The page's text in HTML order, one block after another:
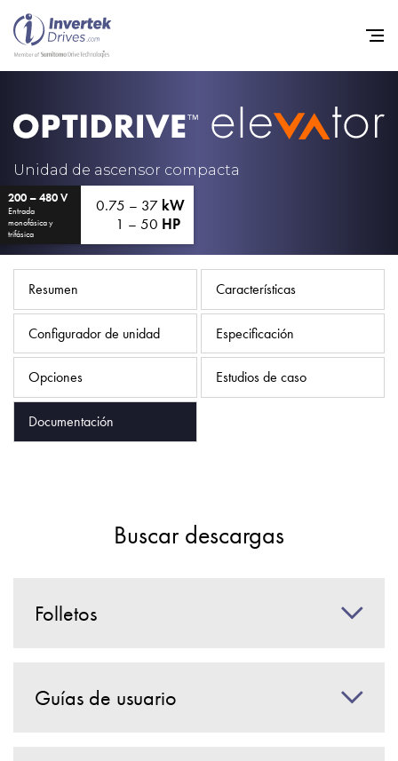
Unidad de ascensor compacta
200 – 480 V
Entrada
monofásica y
trifásica
0.75 – 37 kW
1 – 50 HP
Resumen Características
Configurador de unidad Especificación
Opciones Estudios de caso
Documentación
Buscar descargas
Folletos
Guías de usuario
Home
Empleo
Acerca de
Contacto
Política de privacidad